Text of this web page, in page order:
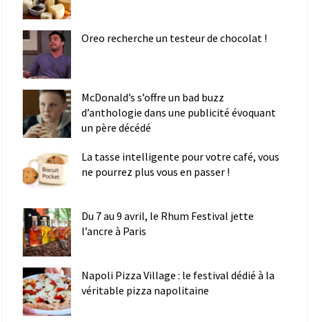
Oreo recherche un testeur de chocolat !
McDonald’s s’offre un bad buzz
d’anthologie dans une publicité évoquant
un père décédé
La tasse intelligente pour votre café, vous
ne pourrez plus vous en passer !
Du 7 au 9 avril, le Rhum Festival jette
l’ancre à Paris
Napoli Pizza Village : le festival dédié à la
véritable pizza napolitaine